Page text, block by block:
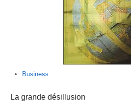
Business
La grande désillusion